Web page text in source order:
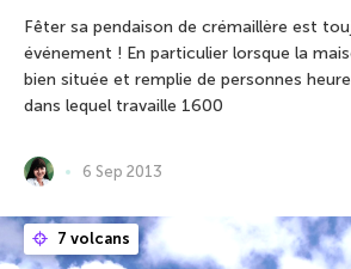
Fêter sa pendaison de crémaillère est
événement ! En particulier lorsque la
bien située et remplie de personnes
dans lequel travaille 1600
6 Sep 2013
7 volcans